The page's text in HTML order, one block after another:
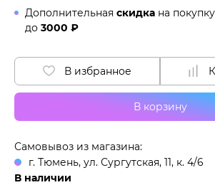
Дополнительная скидка на
до 3000 ₽
В корзину
В избранное
Самовывоз из магазина:
г. Тюмень, ул. Сургутская, 11, к. 4/6
В наличии